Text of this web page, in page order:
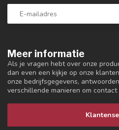
Meer informatie
Als je vragen hebt over onze
dan even een kijkje op onze
onze bedrijfsgegevens,
verschillende manieren om